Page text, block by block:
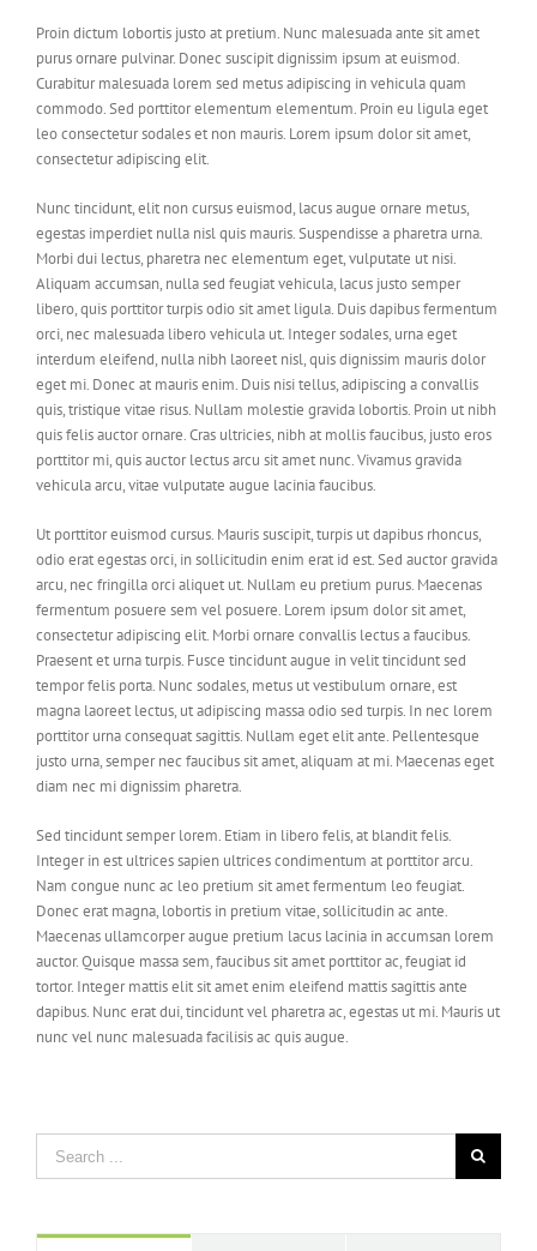
Proin dictum lobortis justo at pretium. Nunc malesuada ante sit amet
purus ornare pulvinar. Donec suscipit dignissim ipsum at euismod.
Curabitur malesuada lorem sed metus adipiscing in vehicula quam
commodo. Sed porttitor elementum elementum. Proin eu ligula eget
leo consectetur sodales et non mauris. Lorem ipsum dolor sit amet,
consectetur adipiscing elit.
Nunc tincidunt, elit non cursus euismod, lacus augue ornare metus,
egestas imperdiet nulla nisl quis mauris. Suspendisse a pharetra urna.
Morbi dui lectus, pharetra nec elementum eget, vulputate ut nisi.
Aliquam accumsan, nulla sed feugiat vehicula, lacus justo semper
libero, quis porttitor turpis odio sit amet ligula. Duis dapibus fermentum
orci, nec malesuada libero vehicula ut. Integer sodales, urna eget
interdum eleifend, nulla nibh laoreet nisl, quis dignissim mauris dolor
eget mi. Donec at mauris enim. Duis nisi tellus, adipiscing a convallis
quis, tristique vitae risus. Nullam molestie gravida lobortis. Proin ut nibh
quis felis auctor ornare. Cras ultricies, nibh at mollis faucibus, justo eros
porttitor mi, quis auctor lectus arcu sit amet nunc. Vivamus gravida
vehicula arcu, vitae vulputate augue lacinia faucibus.
Ut porttitor euismod cursus. Mauris suscipit, turpis ut dapibus rhoncus,
odio erat egestas orci, in sollicitudin enim erat id est. Sed auctor gravida
arcu, nec fringilla orci aliquet ut. Nullam eu pretium purus. Maecenas
fermentum posuere sem vel posuere. Lorem ipsum dolor sit amet,
consectetur adipiscing elit. Morbi ornare convallis lectus a faucibus.
Praesent et urna turpis. Fusce tincidunt augue in velit tincidunt sed
tempor felis porta. Nunc sodales, metus ut vestibulum ornare, est
magna laoreet lectus, ut adipiscing massa odio sed turpis. In nec lorem
porttitor urna consequat sagittis. Nullam eget elit ante. Pellentesque
justo urna, semper nec faucibus sit amet, aliquam at mi. Maecenas eget
diam nec mi dignissim pharetra.
Sed tincidunt semper lorem. Etiam in libero felis, at blandit felis.
Integer in est ultrices sapien ultrices condimentum at porttitor arcu.
Nam congue nunc ac leo pretium sit amet fermentum leo feugiat.
Donec erat magna, lobortis in pretium vitae, sollicitudin ac ante.
Maecenas ullamcorper augue pretium lacus lacinia in accumsan lorem
auctor. Quisque massa sem, faucibus sit amet porttitor ac, feugiat id
tortor. Integer mattis elit sit amet enim eleifend mattis sagittis ante
dapibus. Nunc erat dui, tincidunt vel pharetra ac, egestas ut mi. Mauris ut
nunc vel nunc malesuada facilisis ac quis augue.